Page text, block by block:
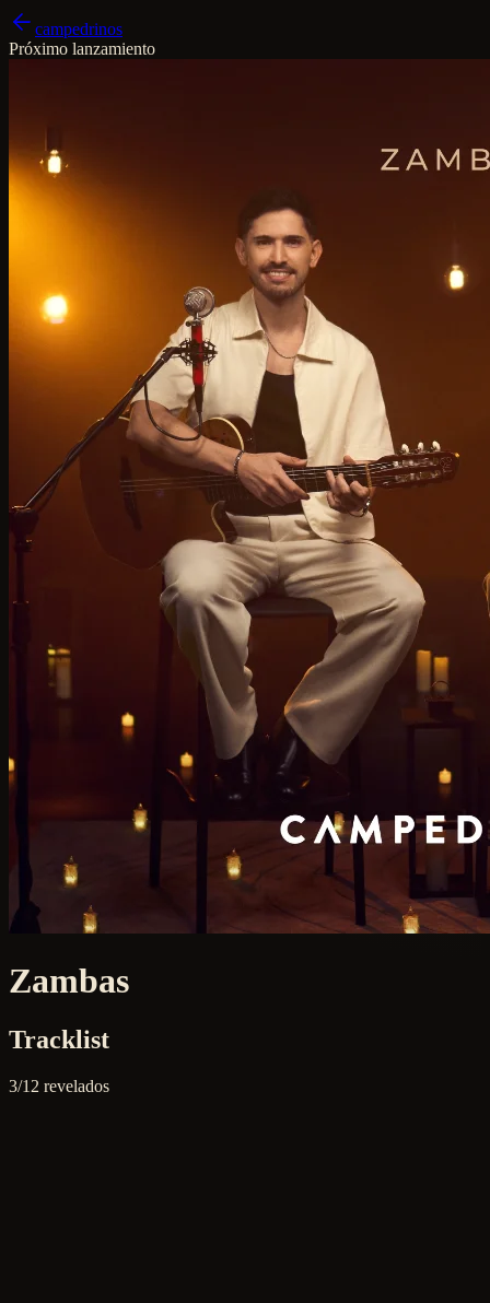
campedrinos
Próximo lanzamiento
Zambas
Tracklist
3/12 revelados